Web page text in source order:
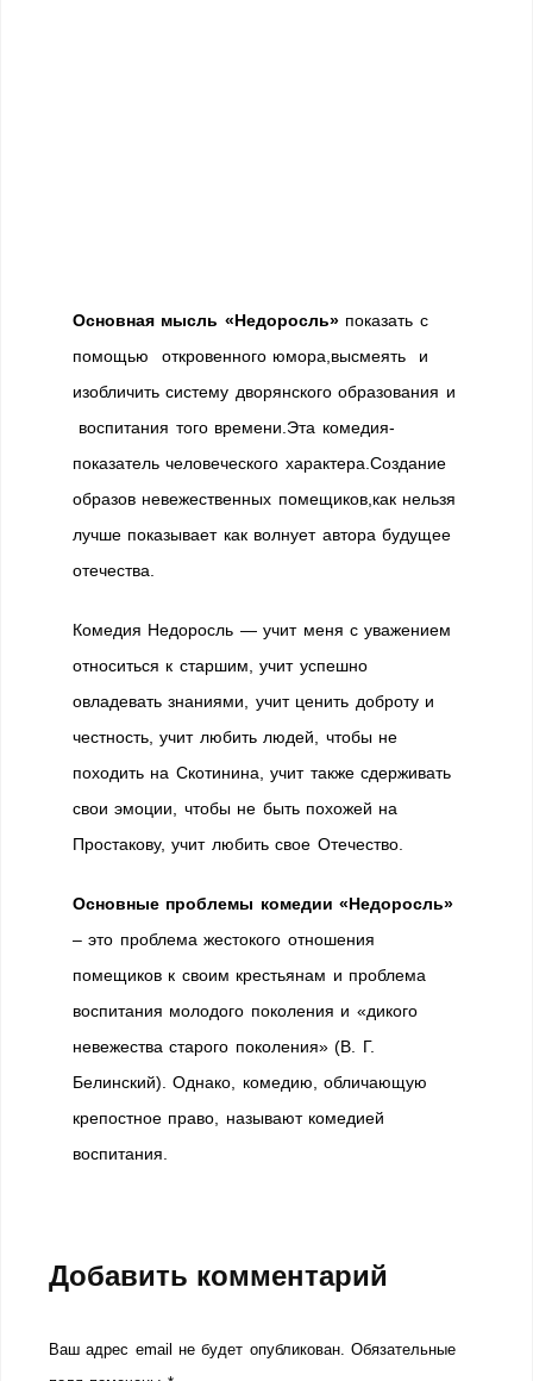
Основная мысль «Недоросль»показать с
помощью откровенного юмора,высмеять и
изобличить систему дворянского образования и
воспитания того времени.Эта комедия-
показатель человеческого характера.Создание
образов невежественных помещиков,как нельзя
лучше показывает как волнует автора будущее
отечества.
Комедия Недоросль — учит меня с уважением
относиться к старшим, учит успешно
овладевать знаниями, учит ценить доброту и
честность, учит любить людей, чтобы не
походить на Скотинина, учит также сдерживать
свои эмоции, чтобы не быть похожей на
Простакову, учит любить свое Отечество.
Основные проблемы комедии «Недоросль»
– это проблема жестокого отношения
помещиков к своим крестьянам и проблема
воспитания молодого поколения и «дикого
невежества старого поколения» (В. Г.
Белинский). Однако, комедию, обличающую
крепостное право, называют комедией
воспитания.
Добавить комментарий
Ваш адрес email не будет опубликован. Обязательные